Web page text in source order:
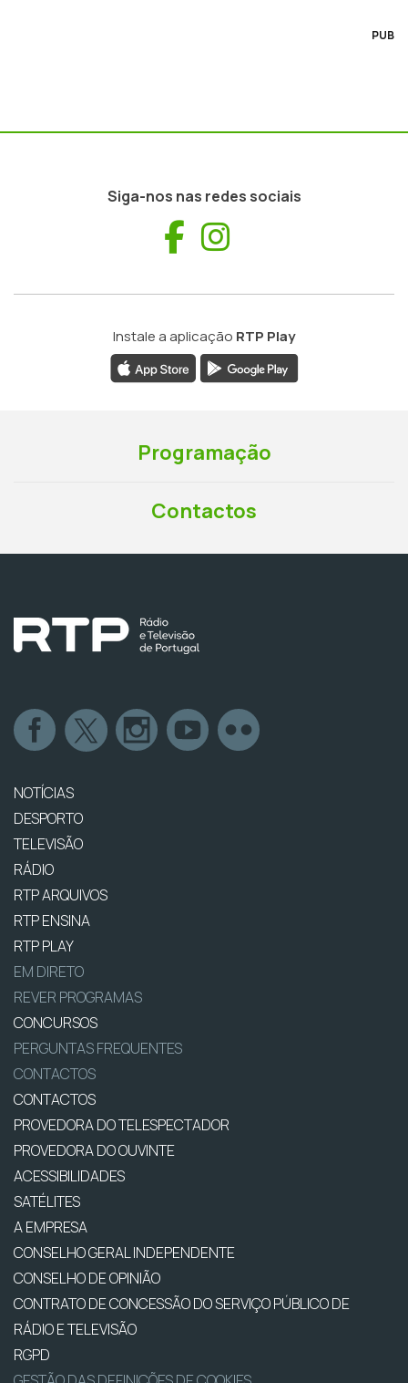
PUB
Siga-nos nas redes sociais
Facebook
Instale a aplicação RTP Play
Programação
Contactos
NOTÍCIAS
DESPORTO
TELEVISÃO
RÁDIO
RTP ARQUIVOS
RTP ENSINA
RTP PLAY
EM DIRETO
REVER PROGRAMAS
CONCURSOS
PERGUNTAS FREQUENTES
CONTACTOS
CONTACTOS
PROVEDORA DO TELESPECTADOR
PROVEDORA DO OUVINTE
ACESSIBILIDADES
SATÉLITES
A EMPRESA
CONSELHO GERAL INDEPENDENTE
CONSELHO DE OPINIÃO
CONTRATO DE CONCESSÃO DO SERVIÇO PÚBLICO DE
RÁDIO E TELEVISÃO
RGPD